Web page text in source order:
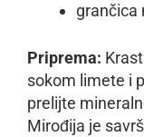
grančica
Priprema:
sokom limete i
prelijte
Mirođija je